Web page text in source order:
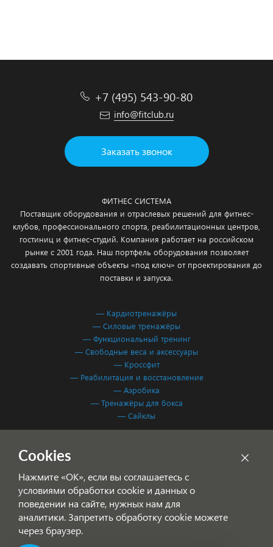
+7 (495) 543-90-80
info@fitclub.ru
Заказать звонок
ФИТНЕС СИСТЕМА
Поставщик оборудования и отраслевых решений для фитнес-
клубов, профессионального спорта, реабилитационных центров,
гостиниц и фитнес-студий. Компания работает на российском
рынке с 2001 года. Наш портфель оборудования позволяет
создавать спортивные объекты «под ключ» от проектирования до
поставки и запуска.
— Кардиотренажёры
— Силовые тренажёры
— Функциональный тренинг
— Свободные веса и аксессуары
— Кроссфит
— Реабилитация и восстановление
— Аэробика
— Тренажёры для бокса
— Сайклы
Согласие на обработку персональных данных
Cookies
Нажмите «ОК», если вы соглашаетесь с
условиями обработки cookie и данных о
поведении на сайте, нужных нам для
аналитики. Запретить обработку cookie можете
через браузер.